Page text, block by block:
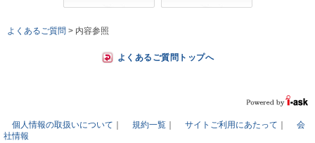
よくあるご質問 > 内容参照
よくあるご質問トップへ
個人情報の取扱いについて 規約一覧 サイトご利用にあたって
会
社情報